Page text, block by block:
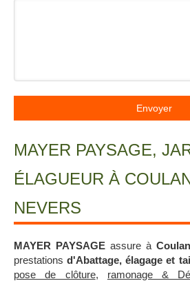
Envoyer
MAYER PAYSAGE,
ÉLAGUEUR À
NEVERS
MAYER PAYSAGE assure à
prestations d'Abattage, élagage et
pose de clôture, ramonage &